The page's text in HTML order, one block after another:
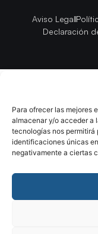
Para ofrecer las mejores
almacenar y/o acceder a
tecnologías nos permitirá
identificaciones únicas
negativamente a ciertas
Aviso Legal
Declaración